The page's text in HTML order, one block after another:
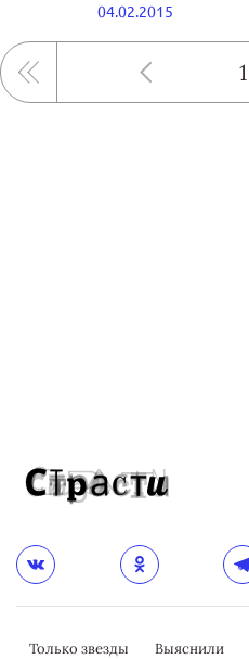
04.02.2015
1
Только звезды Выяснили